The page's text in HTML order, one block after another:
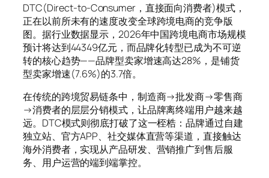
DTC(Direct-to-Consumer，直接面向消费者)模式，
正在以前所未有的速度改变全球跨境电商的竞争版
图。据行业数据显示，2026年中国跨境电商市场规模
预计将达到44349亿元，而品牌化转型已成为不可逆
转的核心趋势——品牌型卖家增速高达28%，是铺货
型卖家增速(7.6%)的3.7倍。
在传统的跨境贸易链条中，制造商→批发商→零售商
→消费者的层层分销模式，让品牌离终端用户越来越
远。DTC模式则彻底打破了这一桎梏：品牌通过自建
独立站、官方APP、社交媒体直营等渠道，直接触达
海外消费者，实现从产品研发、营销推广到售后服
务、用户运营的端到端掌控。